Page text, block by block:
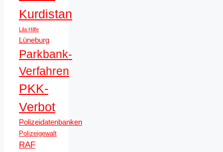
Kurdistan
Lila Hilfe
Lüneburg
Parkbank-
Verfahren
PKK-
Verbot
Polizeidatenbanken
Polizeigewalt
RAF